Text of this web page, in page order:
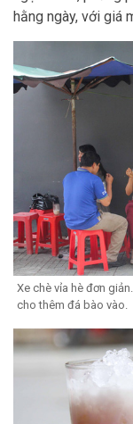
hằng ngày, với giá
Xe chè vỉa hè đơn
cho thêm đá bào vào.